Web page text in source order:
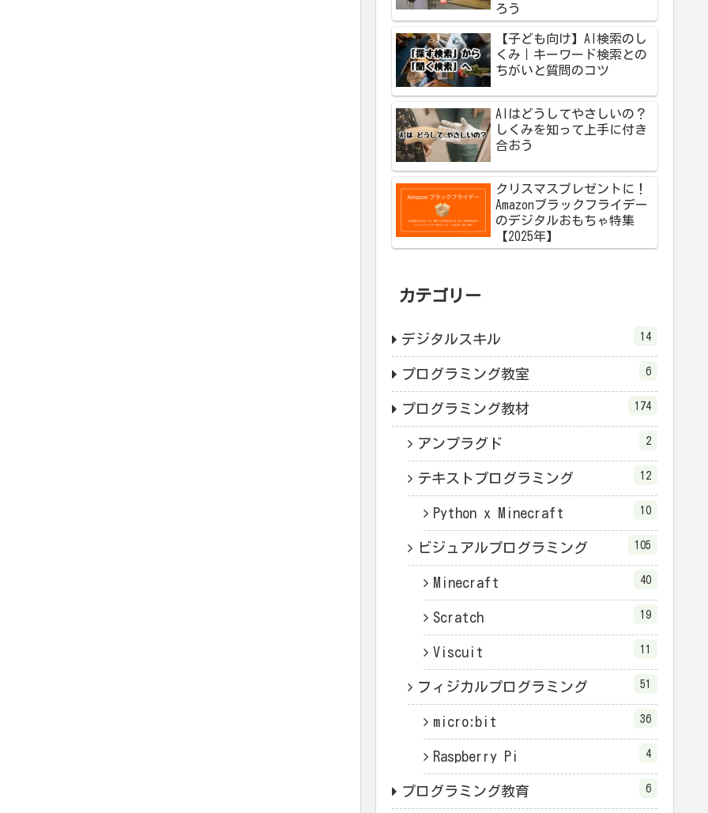
ろう
【子ども向け】AI検索のし
くみ｜キーワード検索との
ちがいと質問のコツ
AIはどうしてやさしいの？
しくみを知って上手に付き
合おう
クリスマスプレゼントに！
Amazonブラックフライデー
のデジタルおもちゃ特集
【2025年】
カテゴリー
デジタルスキル 14
プログラミング教室 6
プログラミング教材 174
アンプラグド 2
テキストプログラミング 12
Python x Minecraft 10
ビジュアルプログラミング 105
Minecraft 40
Scratch 19
Viscuit 11
フィジカルプログラミング 51
micro:bit 36
Raspberry Pi 4
プログラミング教育 6